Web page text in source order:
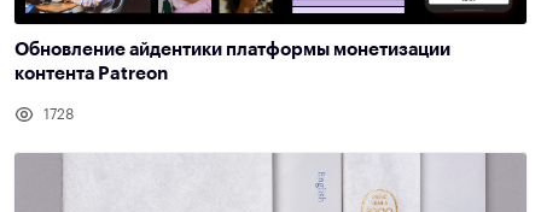
Обновление айдентики платформы монетизации
контента Patreon
1728